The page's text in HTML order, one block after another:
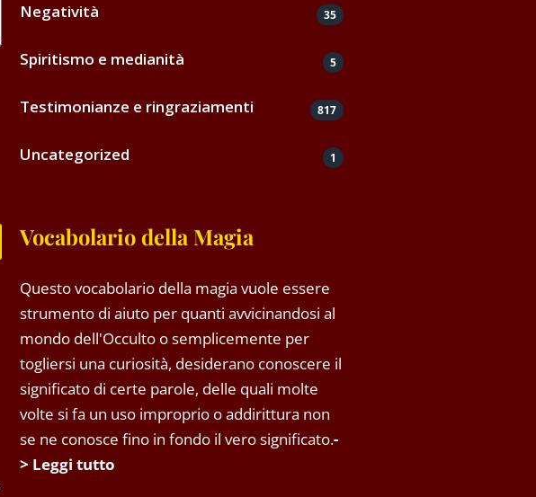
Negatività 35
Spiritismo e medianità 5
Testimonianze e ringraziamenti 817
Uncategorized 1
Vocabolario della Magia
Questo vocabolario della magia vuole essere
strumento di aiuto per quanti avvicinandosi al
mondo dell'Occulto o semplicemente per
togliersi una curiosità, desiderano conoscere il
significato di certe parole, delle quali molte
volte si fa un uso improprio o addirittura non
se ne conosce fino in fondo il vero significato.-
> Leggi tutto